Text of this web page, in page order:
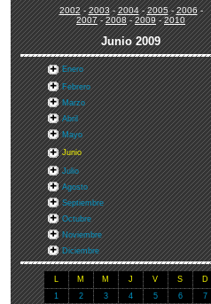
2002-2003-2004-2005-2006-
2007-2008-2009-2010
Junio 2009
Enero
Febrero
Marzo
Abril
Mayo
Junio
Julio
Agosto
Septiembre
Octubre
Noviembre
Diciembre
L M M J V S
D
1
2 3 4 5 6
7